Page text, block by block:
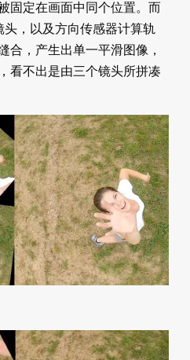
固定在画面中同个位置。而
头，以及方向传感器计算轨
合，产生出单一平滑图像，
看不出是由三个镜头所拼凑